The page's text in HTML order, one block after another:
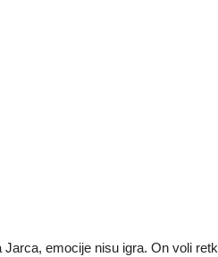
Jarca, emocije nisu igra. On voli